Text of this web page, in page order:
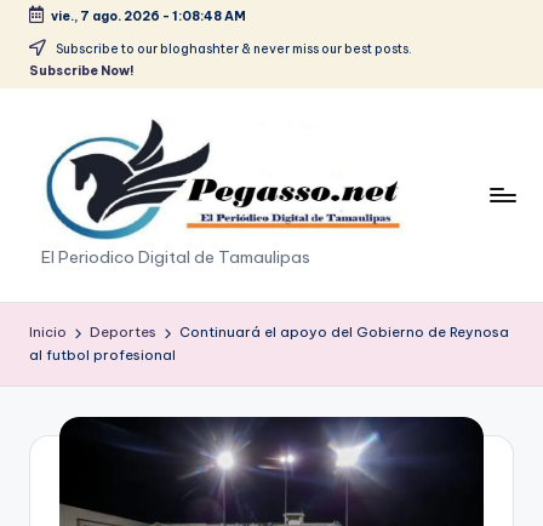
Saltar
vie., 7 ago. 2026 - 1:08:49 AM
Subscribe to our bloghashter & never miss our best posts.
Subscribe Now!
p
e
g
a
El Periodico Digital de Tamaulipas
Inicio Deportes
Continuará el apoyo del Gobierno de Reynosa
al futbol profesional